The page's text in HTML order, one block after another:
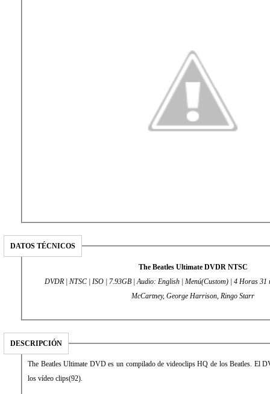
DATOS TÉCNICOS
The Beatles Ultimate DVDR NTSC
DVDR | NTSC | ISO | 7.93GB | Audio: English | Menú(Custom) | 4 Horas 31
McCartney, George Harrison, Ringo Starr
DESCRIPCIÓN
The Beatles Ultimate DVD es un compilado de videoclips HQ de los Beatles. El
los vídeo clips(92).